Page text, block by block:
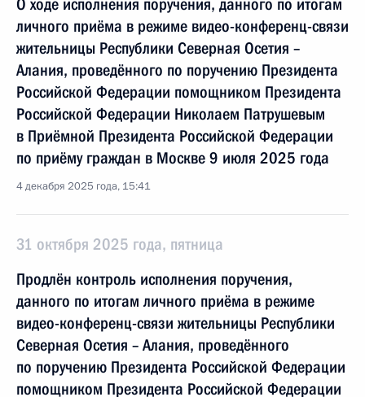
О ходе исполнения поручения, данного по итогам
личного приёма в режиме видео-конференц-связи
жительницы Республики Северная Осетия –
Алания, проведённого по поручению Президента
Российской Федерации помощником Президента
Российской Федерации Николаем Патрушевым
в Приёмной Президента Российской Федерации
по приёму граждан в Москве 9 июля 2025 года
4 декабря 2025 года, 15:41
31 октября 2025 года, пятница
Продлён контроль исполнения поручения,
данного по итогам личного приёма в режиме
видео-конференц-связи жительницы Республики
Северная Осетия – Алания, проведённого
по поручению Президента Российской Федерации
помощником Президента Российской Федерации